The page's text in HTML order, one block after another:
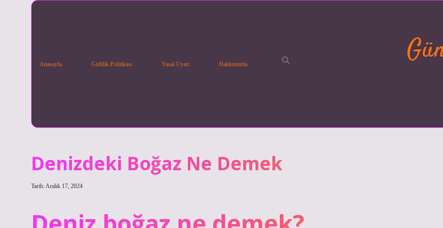
Anasayfa Gizlilik Politikası Yasal Uyarı Hakkımızda
Denizdeki Boğaz Ne Demek
Tarih: Aralık 17, 2024